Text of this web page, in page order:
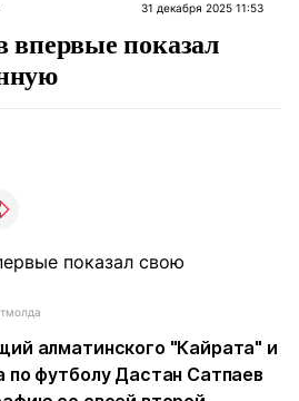
31 декабря 2025 11:53
впервые показал
алматинского "Кайрата" и
по футболу Дастан Сатпаев